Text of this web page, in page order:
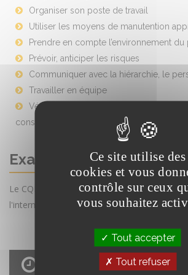
Organiser son poste de travail
Utiliser les moyens de manutention
Prendre en compte l’environnement du
Prévoir, anticiper les risques
Communiquer avec la hiérarchie, le
Travailler en équipe
Vérifier que l’installation réalisée est
consignes et directives de chantier
Examen
Le CQP est un titre délivré par les CPNE du
l'intermédiaire du SFECE
Durée : 1 jour
Ce site utilise des
cookies et vous
contrôle sur ceux
vous souhaitez
Tout accepter
Tout refuser